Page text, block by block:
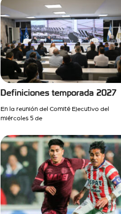
Definiciones temporada 2027
En la reunión del Comité Ejecutivo del
miércoles 5 de